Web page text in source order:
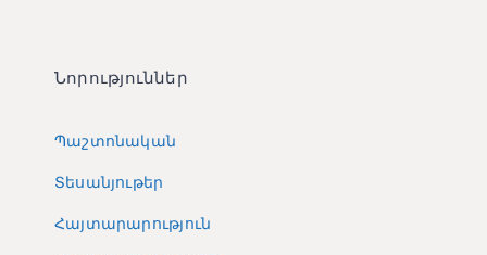
Նորություններ
Պաշտոնական
Տեսանյութեր
Հայտարարություն